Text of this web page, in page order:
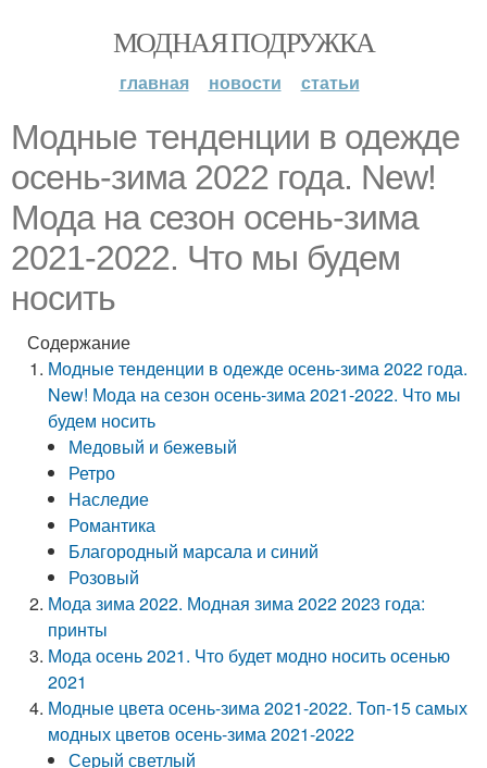
МОДНАЯ ПОДРУЖКА
главная новости статьи
Модные тенденции в одежде
осень-зима 2022 года. New!
Мода на сезон осень-зима
2021-2022. Что мы будем
носить
Содержание
Модные тенденции в одежде осень-зима 2022 года.
New! Мода на сезон осень-зима 2021-2022. Что мы
будем носить
Медовый и бежевый
Ретро
Наследие
Романтика
Благородный марсала и синий
Розовый
Мода зима 2022. Модная зима 2022 2023 года:
принты
Мода осень 2021. Что будет модно носить осенью
2021
Модные цвета осень-зима 2021-2022. Топ-15 самых
модных цветов осень-зима 2021-2022
Серый светлый